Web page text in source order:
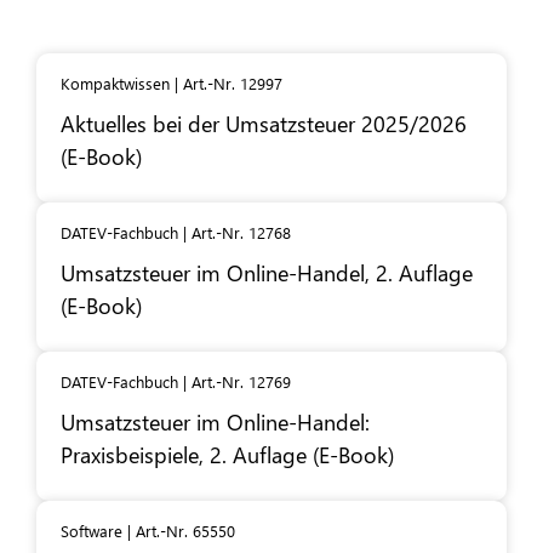
Kompaktwissen | Art.-Nr. 12997
Aktuelles bei der Umsatzsteuer 2025/2026
(E-Book)
DATEV-Fachbuch | Art.-Nr. 12768
Umsatzsteuer im Online-Handel, 2. Auflage
(E-Book)
DATEV-Fachbuch | Art.-Nr. 12769
Umsatzsteuer im Online-Handel:
Praxisbeispiele, 2. Auflage (E-Book)
Software | Art.-Nr. 65550